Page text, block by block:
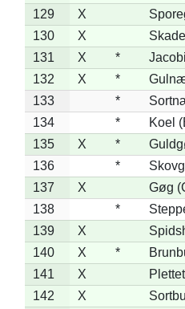
129
X
130
X
131
X *
132
X *
133
*
134
*
Koel
135
X *
136
*
137
X
Gøg
138
*
139
X
140
X *
141
X
142
X